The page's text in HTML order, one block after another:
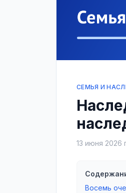
СЕМЬЯ И
13 июня 2026
Восемь